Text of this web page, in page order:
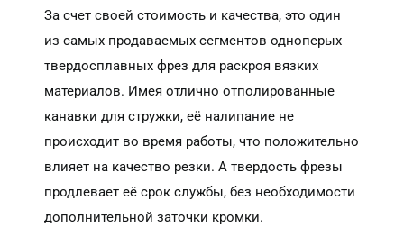
За счет своей стоимость и качества, это один
из самых продаваемых сегментов одноперых
твердосплавных фрез для раскроя вязких
материалов. Имея отлично отполированные
канавки для стружки, её налипание не
происходит во время работы, что положительно
влияет на качество резки. А твердость фрезы
продлевает её срок службы, без необходимости
дополнительной заточки кромки.